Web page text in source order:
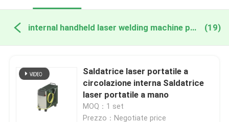
internal handheld laser welding machine produzione online (19)
Saldatrice laser portatile a
circolazione interna Saldatrice
laser portatile a mano
MOQ：1 set
Prezzo：Negotiate price